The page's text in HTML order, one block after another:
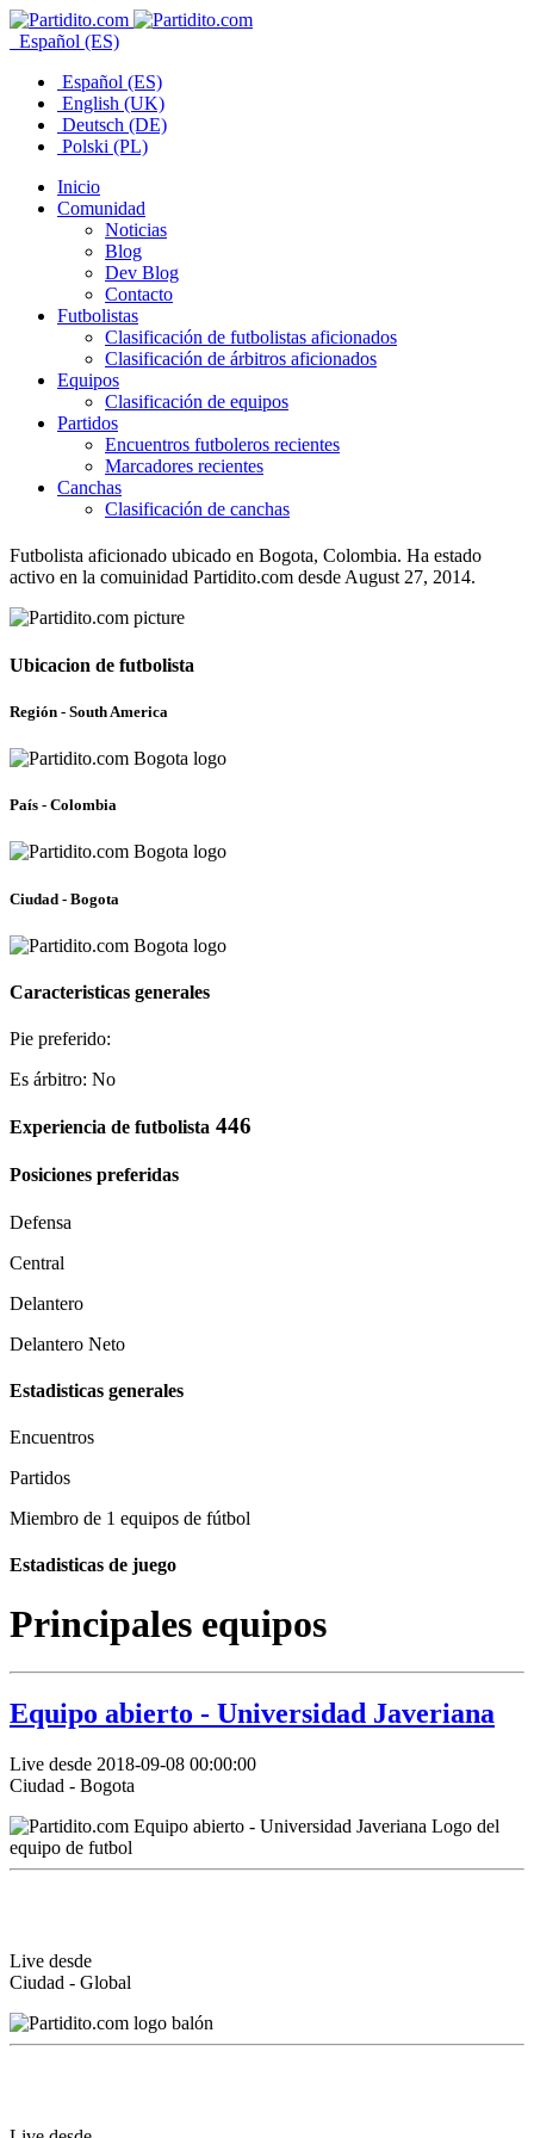
Español (ES)
Español (ES)
English (UK)
Deutsch (DE)
Polski (PL)
Inicio
Comunidad
Noticias
Blog
Dev Blog
Contacto
Futbolistas
Clasificación de futbolistas aficionados
Clasificación de árbitros aficionados
Equipos
Clasificación de equipos
Partidos
Encuentros futboleros recientes
Marcadores recientes
Canchas
Clasificación de canchas
Futbolista aficionado ubicado en Bogota, Colombia. Ha estado
activo en la comuinidad Partidito.com desde August 27, 2014.
Ubicacion de futbolista
Región - South America
País - Colombia
Ciudad - Bogota
Caracteristicas generales
Pie preferido:
Es árbitro: No
Experiencia de futbolista 446
Posiciones preferidas
Defensa
Central
Delantero
Delantero Neto
Estadisticas generales
Encuentros
Partidos
Miembro de 1 equipos de fútbol
Estadisticas de juego
Principales equipos
Equipo abierto - Universidad Javeriana
Live desde 2018-09-08 00:00:00
Ciudad - Bogota
Live desde
Ciudad - Global